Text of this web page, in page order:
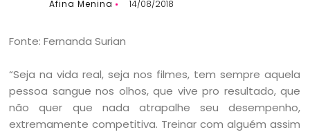
Afina Menina 14/08/2018
Fonte: Fernanda Surian
“Seja na vida real, seja nos filmes, tem sempre aquela
pessoa sangue nos olhos, que vive pro resultado, que
não quer que nada atrapalhe seu desempenho,
extremamente competitiva. Treinar com alguém assim